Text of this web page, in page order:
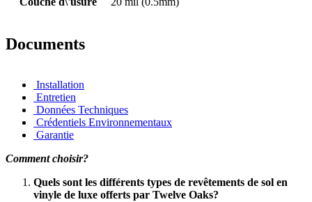
Documents
Installation
Entretien
Données Techniques
Crédentiels Environnementaux
Garantie
Comment choisir?
Quels sont les différents types de revêtements de sol en
vinyle de luxe offerts par Twelve Oaks?